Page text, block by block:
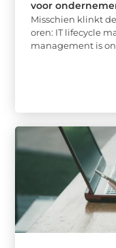
voor
Misschien klinkt
oren: IT lifecycle
management is